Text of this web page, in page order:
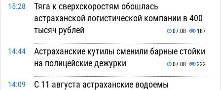
15:28
Тяга к сверхскоростям обошлась
астраханской логистической компании в 400
тысяч рублей
07.08 187
14:44
Астраханские кутилы сменили барные стойки
на полицейские дежурки
07.08 222
14:09
С 11 августа астраханские водоемы